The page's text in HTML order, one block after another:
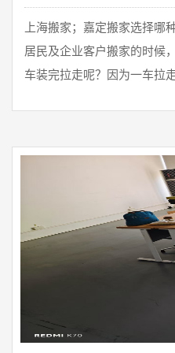
上海搬家；嘉定搬家选择哪
居民及企业客户搬家的时候
车装完拉走呢？因为一车拉
很好，搬家员工可以节省时
选择搬家公司时，选择哪种
们公兴搬家公司介绍搬家运
车厢较小，载重量0.7吨，